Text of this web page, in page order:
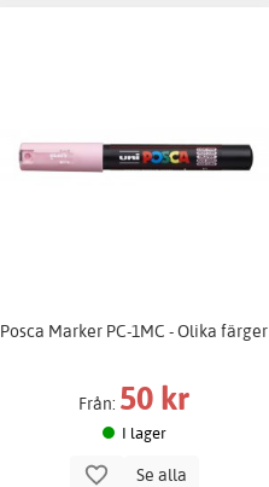
Posca Marker PC-1MC - Olika färger
Från: 50 kr
I lager
Se alla